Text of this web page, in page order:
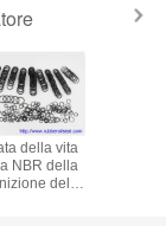
della vita
NBR della
della